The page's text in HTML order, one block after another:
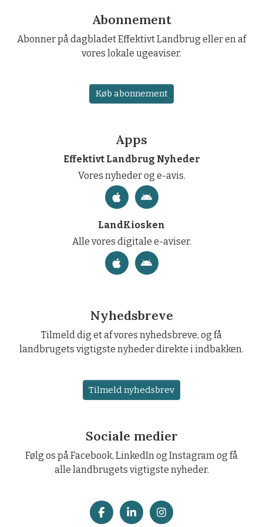
Abonnement
Abonner på dagbladet Effektivt Landbrug eller en af
vores lokale ugeaviser.
Køb abonnement
Apps
Effektivt Landbrug Nyheder
Vores nyheder og e-avis.
LandKiosken
Alle vores digitale e-aviser.
Nyhedsbreve
Tilmeld dig et af vores nyhedsbreve, og få
landbrugets vigtigste nyheder direkte i indbakken.
Tilmeld nyhedsbrev
Sociale medier
Følg os på Facebook, LinkedIn og Instagram og få
alle landbrugets vigtigste nyheder.